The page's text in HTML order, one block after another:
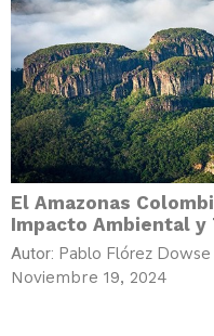
El Amazonas
Impacto Ambiental
Autor: Pablo Flórez Dowse
Noviembre 19, 2024